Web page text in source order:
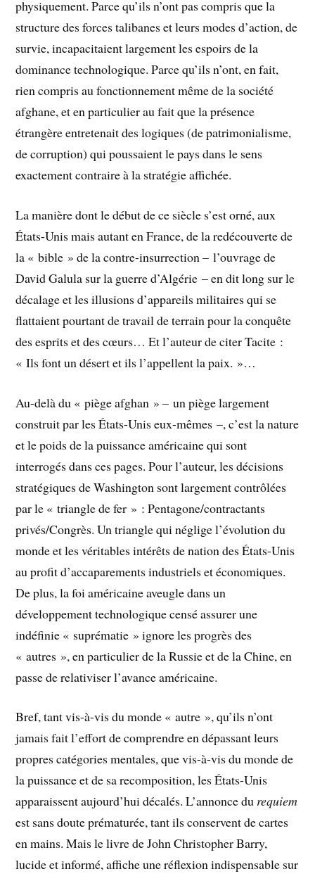
physiquement. Parce qu’ils n’ont pas compris que la
structure des forces talibanes et leurs modes d’action, de
survie, incapacitaient largement les espoirs de la
dominance technologique. Parce qu’ils n’ont, en fait,
rien compris au fonctionnement même de la société
afghane, et en particulier au fait que la présence
étrangère entretenait des logiques (de patrimonialisme,
de corruption) qui poussaient le pays dans le sens
exactement contraire à la stratégie affichée.
La manière dont le début de ce siècle s’est orné, aux
États-Unis mais autant en France, de la redécouverte de
la « bible » de la contre-insurrection – l’ouvrage de
David Galula sur la guerre d’Algérie – en dit long sur le
décalage et les illusions d’appareils militaires qui se
flattaient pourtant de travail de terrain pour la conquête
des esprits et des cœurs… Et l’auteur de citer Tacite :
« Ils font un désert et ils l’appellent la paix. »…
Au-delà du « piège afghan » – un piège largement
construit par les États-Unis eux-mêmes –, c’est la nature
et le poids de la puissance américaine qui sont
interrogés dans ces pages. Pour l’auteur, les décisions
stratégiques de Washington sont largement contrôlées
par le « triangle de fer » : Pentagone/contractants
privés/Congrès. Un triangle qui néglige l’évolution du
monde et les véritables intérêts de nation des États-Unis
au profit d’accaparements industriels et économiques.
De plus, la foi américaine aveugle dans un
développement technologique censé assurer une
indéfinie « suprématie » ignore les progrès des
« autres », en particulier de la Russie et de la Chine, en
passe de relativiser l’avance américaine.
Bref, tant vis-à-vis du monde « autre », qu’ils n’ont
jamais fait l’effort de comprendre en dépassant leurs
propres catégories mentales, que vis-à-vis du monde de
la puissance et de sa recomposition, les États-Unis
apparaissent aujourd’hui décalés. L’annonce du requiem
est sans doute prématurée, tant ils conservent de cartes
en mains. Mais le livre de John Christopher Barry,
lucide et informé, affiche une réflexion indispensable sur